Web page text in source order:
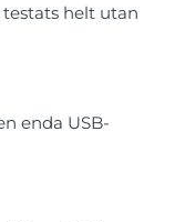
helt utan
enda USB-